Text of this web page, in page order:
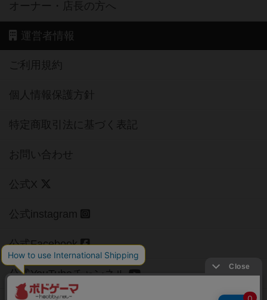
オーナー・店長の方へ
運営者情報
ご利用規約
個人情報保護方針
特定商取引法に基づく表記
お問い合わせ
公式X
公式instagram
公式Facebook
公式YouTubeチャンネル